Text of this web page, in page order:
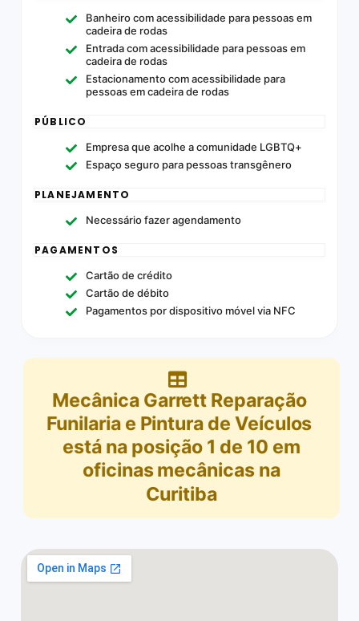
Banheiro com acessibilidade para pessoas em
cadeira de rodas
Entrada com acessibilidade para pessoas em
cadeira de rodas
Estacionamento com acessibilidade para
pessoas em cadeira de rodas
PÚBLICO
Empresa que acolhe a comunidade LGBTQ+
Espaço seguro para pessoas transgênero
PLANEJAMENTO
Necessário fazer agendamento
PAGAMENTOS
Cartão de crédito
Cartão de débito
Pagamentos por dispositivo móvel via NFC
Mecânica Garrett Reparação
Funilaria e Pintura de Veículos
está na posição 1 de 10 em
oficinas mecânicas na
Curitiba